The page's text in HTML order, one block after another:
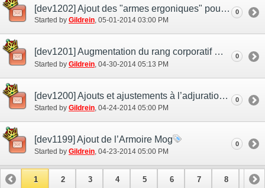
[dev1202] Ajout des "armes ergoniques" pour géomancien et épéiste runique
Started by Gildrein‎, 05-01-2014 03:00 PM
0
[dev1201] Augmentation du rang corporatif maximum et ajouts aux efforts de Raid
Started by Gildrein ‎, 04-30-2014 05:13 PM
0
[dev1200] Ajouts et ajustements à l’adjuration et au compagnon d’aventure
Started by Gildrein‎, 04-24-2014 05:00 PM
0
[dev1199] Ajout de l’Armoire Mog
Started by Gildrein‎, 04-23-2014 05:00 PM
0
1 2 3 4 5 6 7 8 9